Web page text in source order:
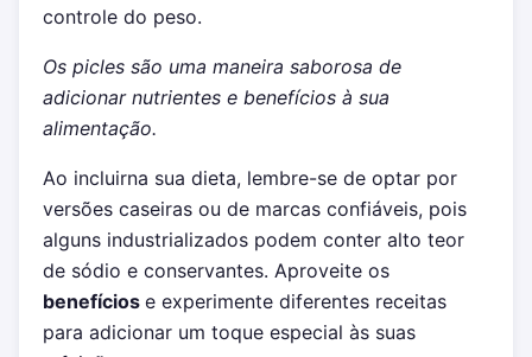
controle do peso.
Os picles são uma maneira saborosa de
adicionar nutrientes e benefícios à sua
alimentação.
Ao incluirna sua dieta, lembre-se de optar por
versões caseiras ou de marcas confiáveis, pois
alguns industrializados podem conter alto teor
de sódio e conservantes. Aproveite os
benefícios e experimente diferentes receitas
para adicionar um toque especial às suas